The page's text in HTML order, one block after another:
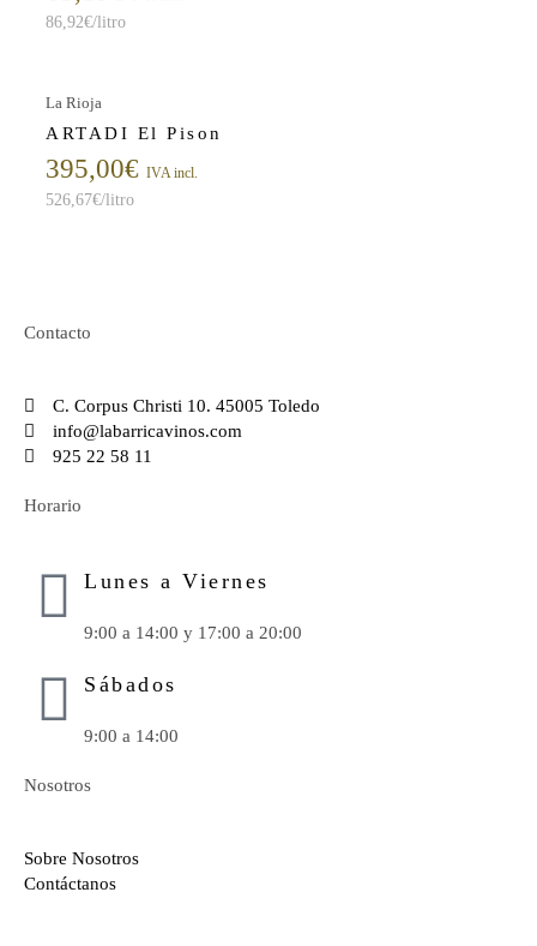
86,92€/litro
La Rioja
ARTADI El Pison
395,00€ IVA incl.
526,67€/litro
Contacto
C. Corpus Christi 10. 45005 Toledo
info@labarricavinos.com
925 22 58 11
Horario
Lunes a Viernes
9:00 a 14:00 y 17:00 a 20:00
Sábados
9:00 a 14:00
Nosotros
Sobre Nosotros
Contáctanos